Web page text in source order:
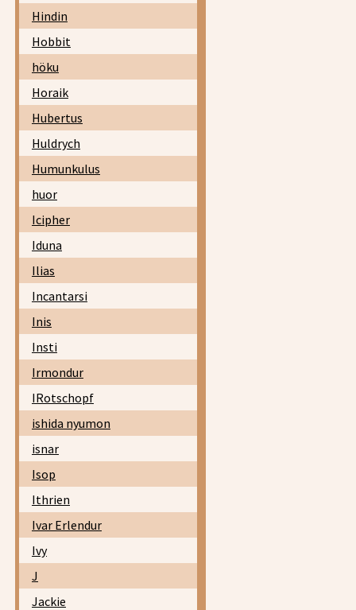
Hindin
Hobbit
höku
Horaik
Hubertus
Huldrych
Humunkulus
huor
Icipher
Iduna
Ilias
Incantarsi
Inis
Insti
Irmondur
IRotschopf
ishida nyumon
isnar
Isop
Ithrien
Ivar Erlendur
Ivy
J
Jackie